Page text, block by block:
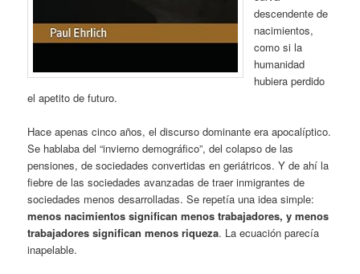
descendente de
nacimientos,
como si la
humanidad
hubiera perdido
el apetito de futuro.
Hace apenas cinco años, el discurso dominante era apocalíptico.
Se hablaba del “invierno demográfico”, del colapso de las
pensiones, de sociedades convertidas en geriátricos. Y de ahí la
fiebre de las sociedades avanzadas de traer inmigrantes de
sociedades menos desarrolladas. Se repetía una idea simple:
menos nacimientos significan menos trabajadores, y menos
trabajadores significan menos riqueza. La ecuación parecía
inapelable.